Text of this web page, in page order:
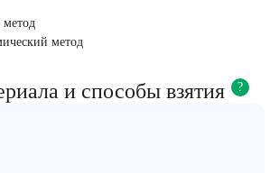
метод
метод
и способы взятия ?